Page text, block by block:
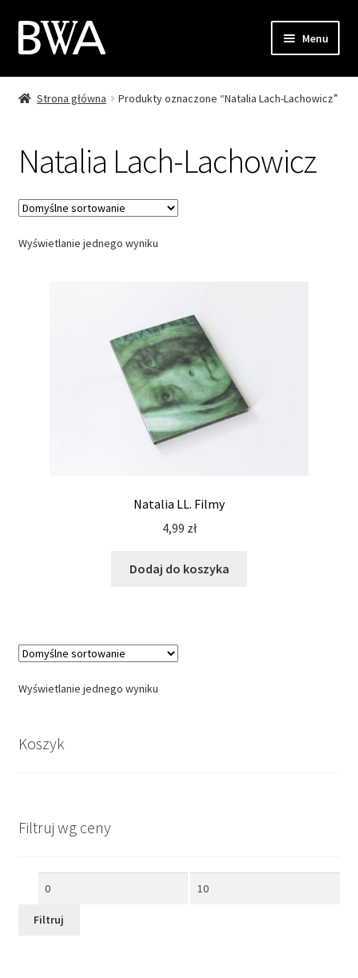
Przejdź
do
Przejdź
do
Menu
SklepStrona główna Produkty oznaczone “Natalia Lach-Lachowicz”
Natalia Lach-Lachowicz
Wyświetlanie jednego wyniku
Natalia LL. Filmy
4,99 zł
Dodaj do koszyka
Wyświetlanie jednego wyniku
Koszyk
Filtruj wg ceny
Cena
Cena
Filtruj